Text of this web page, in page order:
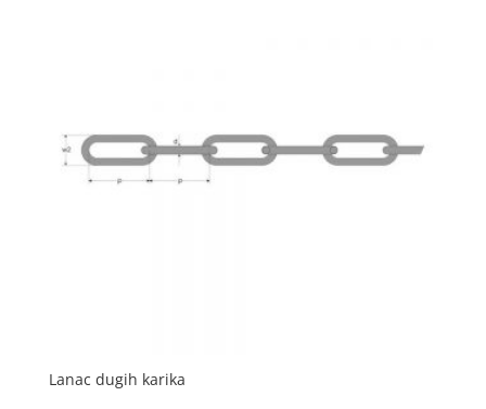
Lanac dugih karika